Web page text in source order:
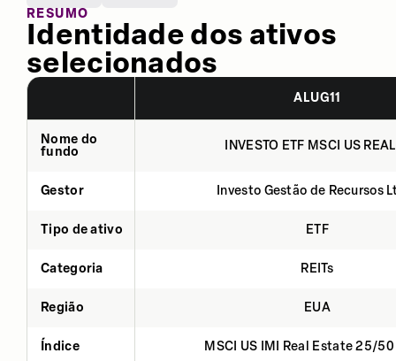
RESUMO
Identidade dos ativos
selecionados
ALUG11
Nome do
fundo
INVESTO ETF MSCI US
Gestor Investo Gestão de Recursos
Tipo de ativo ETF
Categoria REITs
Região EUA
Índice MSCI US IMI Real Estate 25/